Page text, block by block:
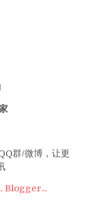
群/微博，让更